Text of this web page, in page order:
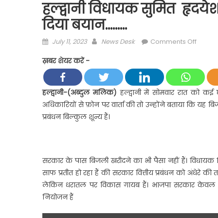
हल्द्वानी विधायक सुमित
दिया बयान………
Posted
July 11, 2023 Author
News Desk Comments Offon
सुमित
हृदयेश
ने
अघोषित
दिया
ख़बर शेयर करें -
हल्द्वानी-(अब्दुल मलिक)हल्द्वानी में सोमवार रात को
अधिकारियों से फ़ोन पर वार्ता की तो उन्होंने बताया कि यह
प्रबंधन बिल्कुल शून्य हैं।
सरकार के पास बिजली खरीदने का भी पैसा नहीं हैं।
साफ प्रतीत हो रहा हैं की सरकार वित्तीय प्रबंधन को अंधेरे
लेकिन धरातल पर विकास ग़ायब हैं। भाजपा सरकार केवल
नियोजन हैं